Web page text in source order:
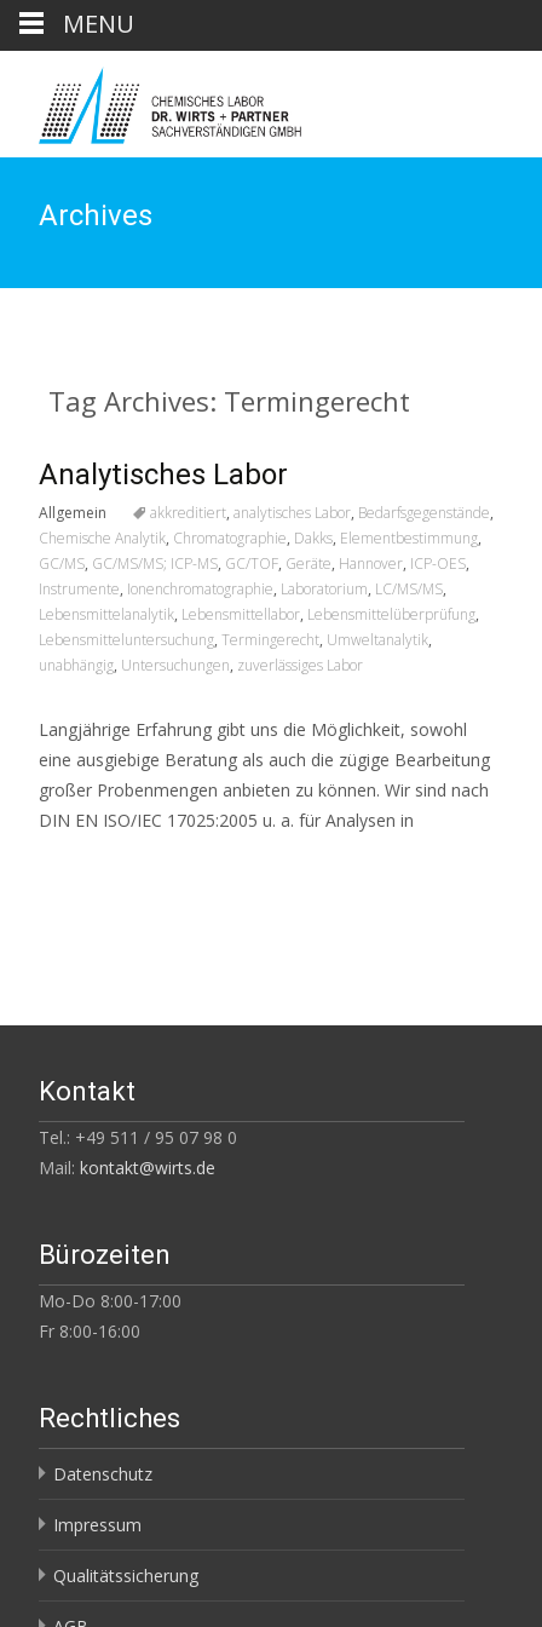
Archives
Tag Archives: Termingerecht
Analytisches Labor
Allgemein akkreditiert, analytisches Labor, Bedarfsgegenstände,
Chemische Analytik, Chromatographie, Dakks, Elementbestimmung,
GC/MS, GC/MS/MS; ICP-MS, GC/TOF, Geräte, Hannover, ICP-OES,
Instrumente, Ionenchromatographie, Laboratorium, LC/MS/MS,
Lebensmittelanalytik, Lebensmittellabor, Lebensmittelüberprüfung,
Lebensmitteluntersuchung, Termingerecht, Umweltanalytik,
unabhängig, Untersuchungen, zuverlässiges Labor
Langjährige Erfahrung gibt uns die Möglichkeit, sowohl
eine ausgiebige Beratung als auch die zügige Bearbeitung
großer Probenmengen anbieten zu können. Wir sind nach
DIN EN ISO/IEC 17025:2005 u. a. für Analysen in
Kontakt
Tel.: +49 511 / 95 07 98 0
Mail: kontakt@wirts.de
Bürozeiten
Mo-Do 8:00-17:00
Fr 8:00-16:00
Rechtliches
Datenschutz
Impressum
Qualitätssicherung
MENU